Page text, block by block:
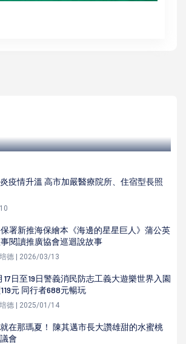
疫情升溫 高市加嚴醫療院所、住宿型長照
署新推海保繪本《海邊的星星巨人》蒲公英
閱讀推廣協會巡迴說故事
德 | 2026/03/13
17日至19日警義消民防志工義大遊樂世界入園
元 同行者688元暢玩
德 | 2025/01/14
在那瑪夏！ 陳其邁市長大讚雄甜的水蜜桃
會